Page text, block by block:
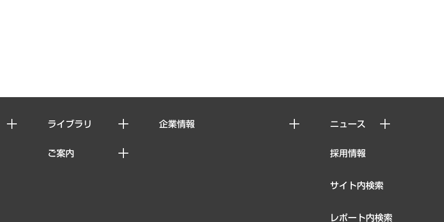
ライブラリ
ご案内
企業情報 ニュース
採用情報
サイト内検索
レポート内検索